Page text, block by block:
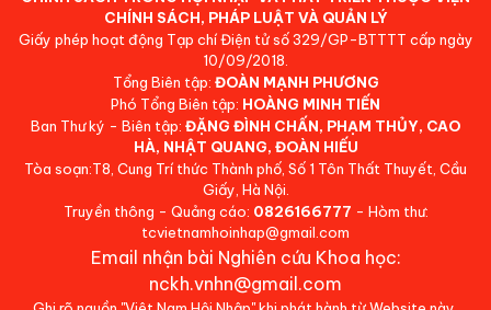
CHÍNH SÁCH, PHÁP LUẬT VÀ QUẢN LÝ
Giấy phép hoạt động Tạp chí Điện tử số 329/GP-BTTTT cấp ngày
10/09/2018.
Tổng Biên tập: ĐOÀN MẠNH PHƯƠNG
Phó Tổng Biên tập: HOÀNG MINH TIẾN
Ban Thư ký - Biên tập: ĐẶNG ĐÌNH CHẤN, PHẠM THỦY, CAO
HÀ, NHẬT QUANG, ĐOÀN HIẾU
Tòa soạn:T8, Cung Trí thức Thành phố, Số 1 Tôn Thất Thuyết, Cầu
Giấy, Hà Nội.
Truyền thông - Quảng cáo: 0826166777 - Hòm thư:
tcvietnamhoinhap@gmail.com
Email nhận bài Nghiên cứu Khoa học:
nckh.vnhn@gmail.com